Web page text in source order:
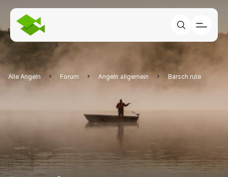
Alle Angeln Forum Angeln allgemein Barsch rute